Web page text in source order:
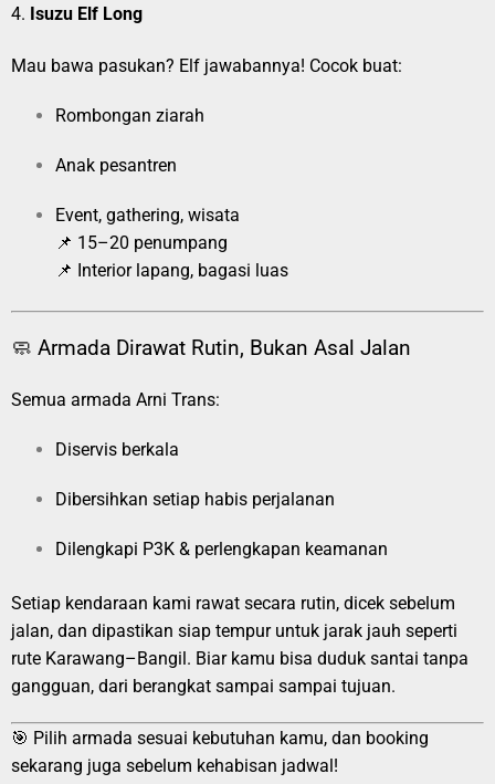
4. Isuzu Elf Long
Mau bawa pasukan? Elf jawabannya! Cocok buat:
Rombongan ziarah
Anak pesantren
Event, gathering, wisata
📌 15–20 penumpang
📌 Interior lapang, bagasi luas
🧼 Armada Dirawat Rutin, Bukan Asal Jalan
Semua armada Arni Trans:
Diservis berkala
Dibersihkan setiap habis perjalanan
Dilengkapi P3K & perlengkapan keamanan
Setiap kendaraan kami rawat secara rutin, dicek sebelum
jalan, dan dipastikan siap tempur untuk jarak jauh seperti
rute Karawang–Bangil. Biar kamu bisa duduk santai tanpa
gangguan, dari berangkat sampai sampai tujuan.
🎯 Pilih armada sesuai kebutuhan kamu, dan booking
sekarang juga sebelum kehabisan jadwal!